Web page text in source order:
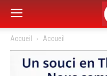
Accueil Accueil